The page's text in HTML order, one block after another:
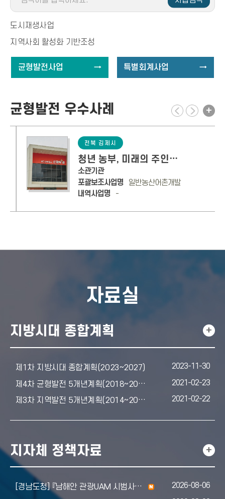
색
도시재생사업
지역사회 활성화 기반조성
균형발전사업 → 특별회계사업 →
균형발전 우수사례 +
전북 김제시
청년 농부, 미래의 주인공이 되다
소관기관
포괄보조사업명 일반농산어촌개발
내역사업명 -
자료실
지방시대 종합계획 +
제1차 지방시대 종합계획(2023~2027) 2023-11-30
제4차 균형발전 5개년계획(2018~2022) 2021-02-23
제3차 지역발전 5개년계획(2014~2018) 2021-02-22
지자체 정책자료 +
[경남도청] 『남해안 관광UAM 시범사업을 위한 운영계획(안)』열람 공고
n
2026-08-06